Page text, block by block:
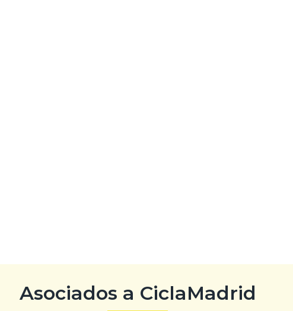
Asociados a CiclaMadrid